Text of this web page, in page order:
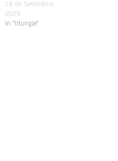
18 de Setembro,
2025
In "liturgia"